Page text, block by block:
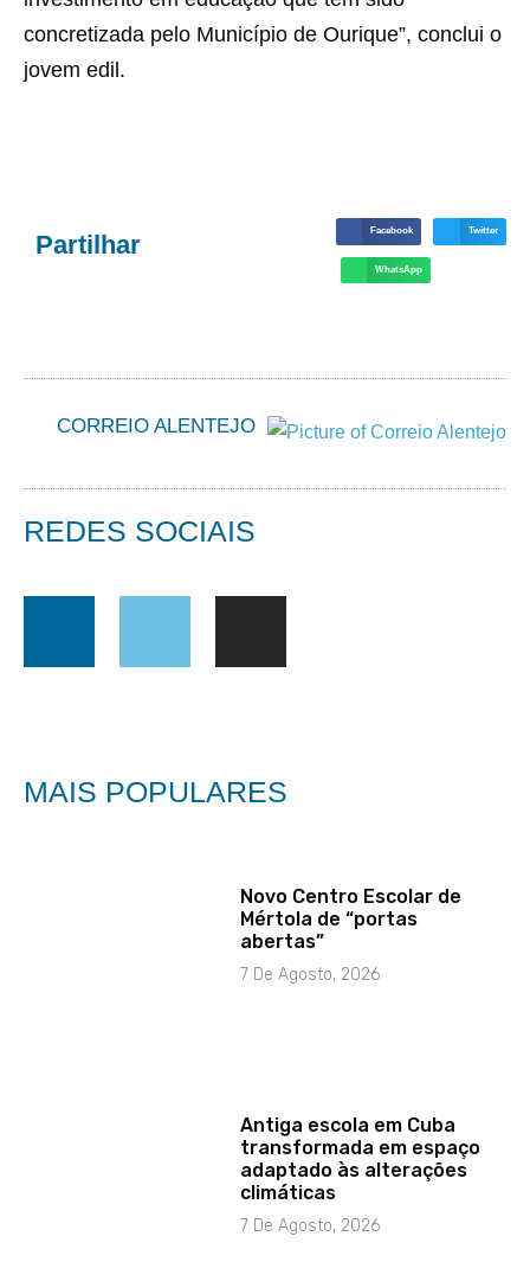
concretizada pelo Município de Ourique”, conclui o
jovem edil.
Partilhar Facebook Twitter
WhatsApp
CORREIO ALENTEJO
REDES SOCIAIS
MAIS POPULARES
Novo Centro Escolar de
Mértola de “portas
abertas”
7 De Agosto, 2026
Antiga escola em Cuba
transformada em espaço
adaptado às alterações
climáticas
7 De Agosto, 2026